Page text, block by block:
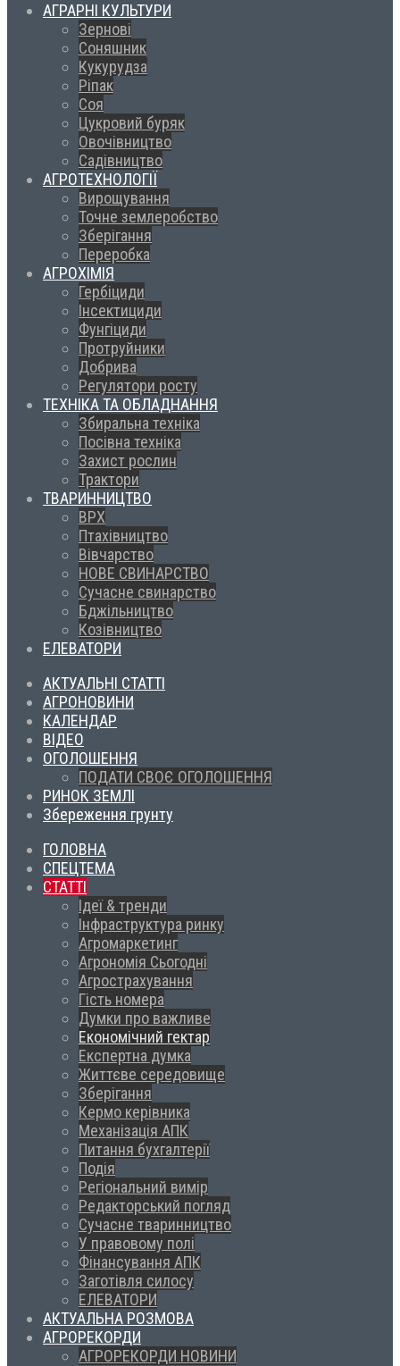
АГРАРНІ КУЛЬТУРИ
Зернові
Соняшник
Кукурудза
Ріпак
Соя
Цукровий буряк
Овочівництво
Садівництво
АГРОТЕХНОЛОГІЇ
Вирощування
Точне землеробство
Зберігання
Переробка
АГРОХІМІЯ
Гербіциди
Інсектициди
Фунгіциди
Протруйники
Добрива
Регулятори росту
ТЕХНІКА ТА ОБЛАДНАННЯ
Збиральна техніка
Посівна техніка
Захист рослин
Трактори
ТВАРИННИЦТВО
ВРХ
Птахівництво
Вівчарство
НОВЕ СВИНАРСТВО
Сучасне свинарство
Бджільництво
Козівництво
ЕЛЕВАТОРИ
АКТУАЛЬНІ СТАТТІ
АГРОНОВИНИ
КАЛЕНДАР
ВІДЕО
ОГОЛОШЕННЯ
ПОДАТИ СВОЄ ОГОЛОШЕННЯ
РИНОК ЗЕМЛІ
Збереження грунту
ГОЛОВНА
СПЕЦТЕМА
СТАТТІ
Ідеї & тренди
Інфраструктура ринку
Агромаркетинг
Агрономія Сьогодні
Агрострахування
Гість номера
Думки про важливе
Економічний гектар
Експертна думка
Життєве середовище
Зберігання
Кермо керівника
Механізація АПК
Питання бухгалтерії
Подія
Регіональний вимір
Редакторський погляд
Сучасне тваринництво
У правовому полі
Фінансування АПК
Заготівля силосу
ЕЛЕВАТОРИ
АКТУАЛЬНА РОЗМОВА
АГРОРЕКОРДИ
АГРОРЕКОРДИ НОВИНИ